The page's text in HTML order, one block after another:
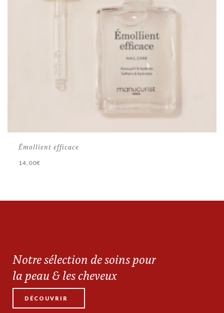
Émollient efficace
14,00€
Notre sélection de soins pour
la peau & les cheveux
DÉCOUVRIR